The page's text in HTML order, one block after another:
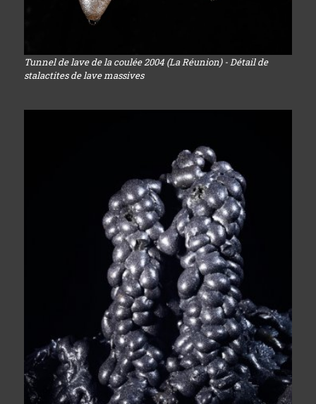
Tunnel de lave de la coulée 2004 (La Réunion) - Détail de
stalactites de lave massives